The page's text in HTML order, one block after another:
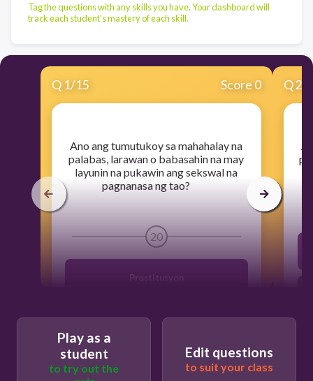
Tag the questions with any skills you have. Your dashboard will
track each student's mastery of each skill.
Q 1/15 Score 0
​Ano ang tumutukoy sa mahahalay na
palabas, larawan o babasahin na may
layunin na pukawin ang sekswal na
pagnanasa ng tao?
20
Prostitusyon
Pornograpiya
Q2
pa
Play as a
student
to try out the
Edit questions
to suit your class